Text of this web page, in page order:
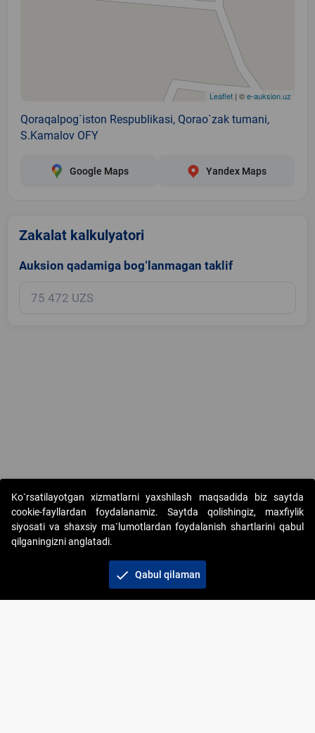
Leaflet | ©e-auksion.uz
Qoraqalpog`iston Respublikasi, Qorao`zak tumani,
S.Kamalov OFY
Google Maps Yandex Maps
Zakalat kalkulyatori
Auksion qadamiga bog‘lanmagan taklif
Copyright © 2017-2026. "Elektron onlayn-auksionlarni tashkil etish"
AJ. Barcha huquqlar himoyalangan
+998 71 202-21-11
Ko`rsatilayotgan xizmatlarni yaxshilash maqsadida biz saytda
cookie-fayllardan foydalanamiz. Saytda qolishingiz, maxfiylik
siyosati va shaxsiy ma`lumotlardan foydalanish shartlarini qabul
qilganingizni anglatadi.
check Qabul qilaman